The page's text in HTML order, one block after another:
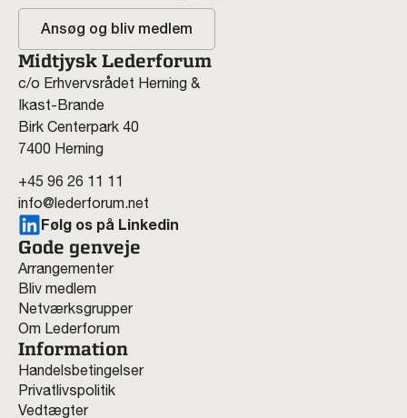
Ansøg og bliv medlem
Midtjysk Lederforum
c/o Erhvervsrådet Herning &
Ikast-Brande
Birk Centerpark 40
7400 Herning
+45 96 26 11 11
info@lederforum.net
Følg os på Linkedin
Gode genveje
Arrangementer
Bliv medlem
Netværksgrupper
Om Lederforum
Information
Handelsbetingelser
Privatlivspolitik
Vedtægter